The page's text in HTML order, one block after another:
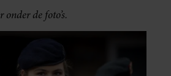
de foto’s.